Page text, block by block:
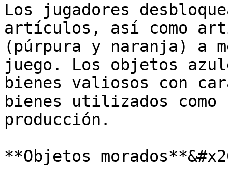
Los jugadores
artículos, así como
(púrpura y naranja) a
juego. Los objetos
bienes valiosos con
bienes utilizados como
producción.
**Objetos